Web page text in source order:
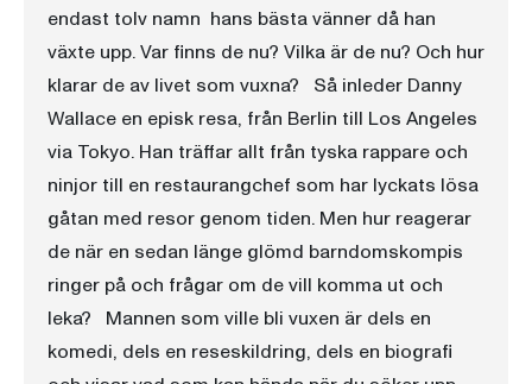
endast tolv namn  hans bästa vänner då han
växte upp. Var finns de nu? Vilka är de nu? Och hur
klarar de av livet som vuxna? Så inleder Danny
Wallace en episk resa, från Berlin till Los Angeles
via Tokyo. Han träffar allt från tyska rappare och
ninjor till en restaurangchef som har lyckats lösa
gåtan med resor genom tiden. Men hur reagerar
de när en sedan länge glömd barndomskompis
ringer på och frågar om de vill komma ut och
leka? Mannen som ville bli vuxen är dels en
komedi, dels en reseskildring, dels en biografi